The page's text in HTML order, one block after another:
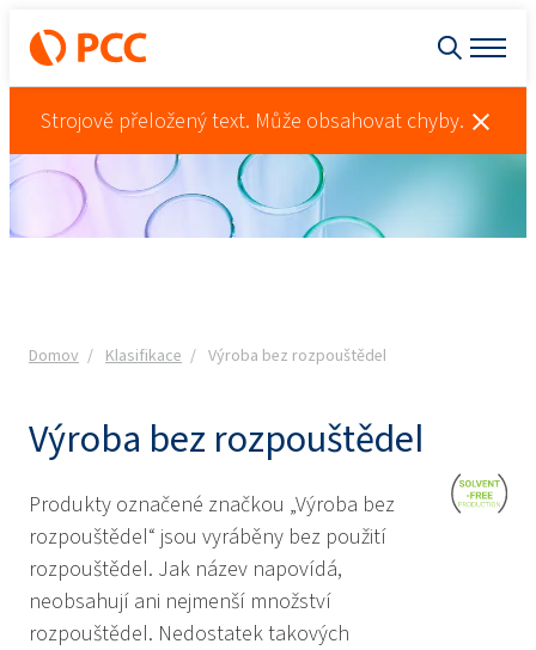
Strojově přeložený text. Může obsahovat chyby.
Domov Klasifikace Výroba bez rozpouštědel
Výroba bez rozpouštědel
Produkty označené značkou „Výroba bez
rozpouštědel“ jsou vyráběny bez použití
rozpouštědel. Jak název napovídá,
neobsahují ani nejmenší množství
rozpouštědel. Nedostatek takových